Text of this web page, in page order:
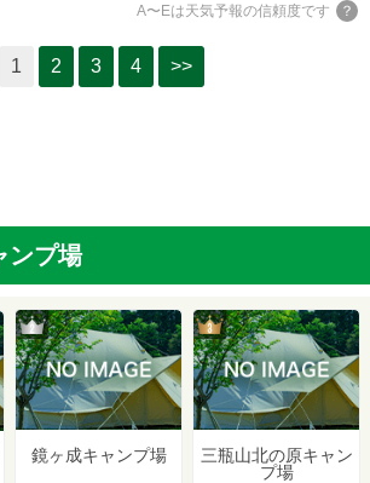
A〜Eは天気予報の信頼度です
1 2 3 4 >>
ンプ場
2位
鏡ヶ成キャンプ場
3位
三瓶山北の原キャン
プ場